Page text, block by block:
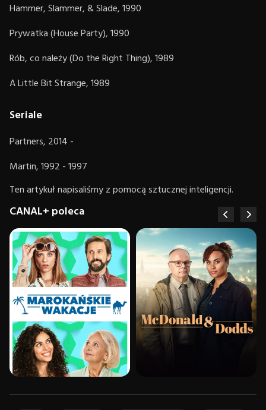
Hammer, Slammer, & Slade, 1990
Prywatka (House Party), 1990
Rób, co należy (Do the Right Thing), 1989
A Little Bit Strange, 1989
Seriale
Partners, 2014 -
Martin, 1992 - 1997
Ten artykuł napisaliśmy z pomocą sztucznej inteligencji.
CANAL+ poleca